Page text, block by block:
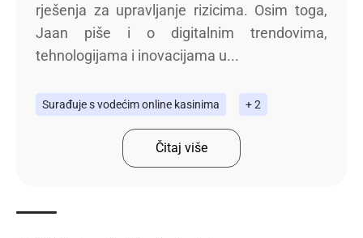
rješenja za upravljanje rizicima. Osim toga,
Jaan piše i o digitalnim trendovima,
tehnologijama i inovacijama u...
Surađuje s vodećim online kasinima + 2
Čitaj više